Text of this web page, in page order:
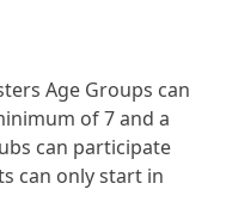
Age Groups can
of 7 and a
can participate
can only start in